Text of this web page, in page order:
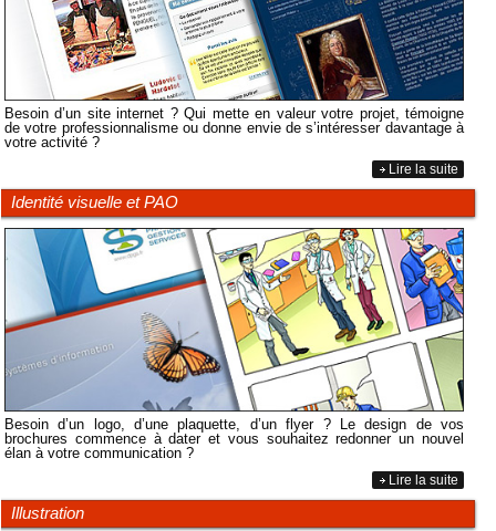
Besoin d’un site internet ? Qui mette en valeur votre projet, témoigne
de votre professionnalisme ou donne envie de s’intéresser davantage à
votre activité ?
Lire la suite
Identité visuelle et PAO
Besoin d’un logo, d’une plaquette, d’un flyer ? Le design de vos
brochures commence à dater et vous souhaitez redonner un nouvel
élan à votre communication ?
Lire la suite
Illustration